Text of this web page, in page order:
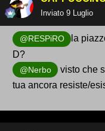
Inviato 9 Luglio
@RESPiRO
la
D?
@Nerbo
visto che
tua ancora resiste/